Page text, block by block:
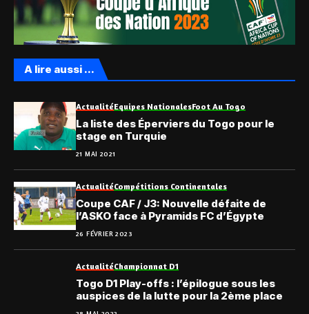
A lire aussi ...
ActualitéEquipes NationalesFoot Au Togo
La liste des Éperviers du Togo pour le
stage en Turquie
21 MAI 2021
ActualitéCompétitions Continentales
Coupe CAF / J3: Nouvelle défaite de
l’ASKO face à Pyramids FC d’Égypte
26 FÉVRIER 2023
ActualitéChampionnat D1
Togo D1 Play-offs : l’épilogue sous les
auspices de la lutte pour la 2ème place